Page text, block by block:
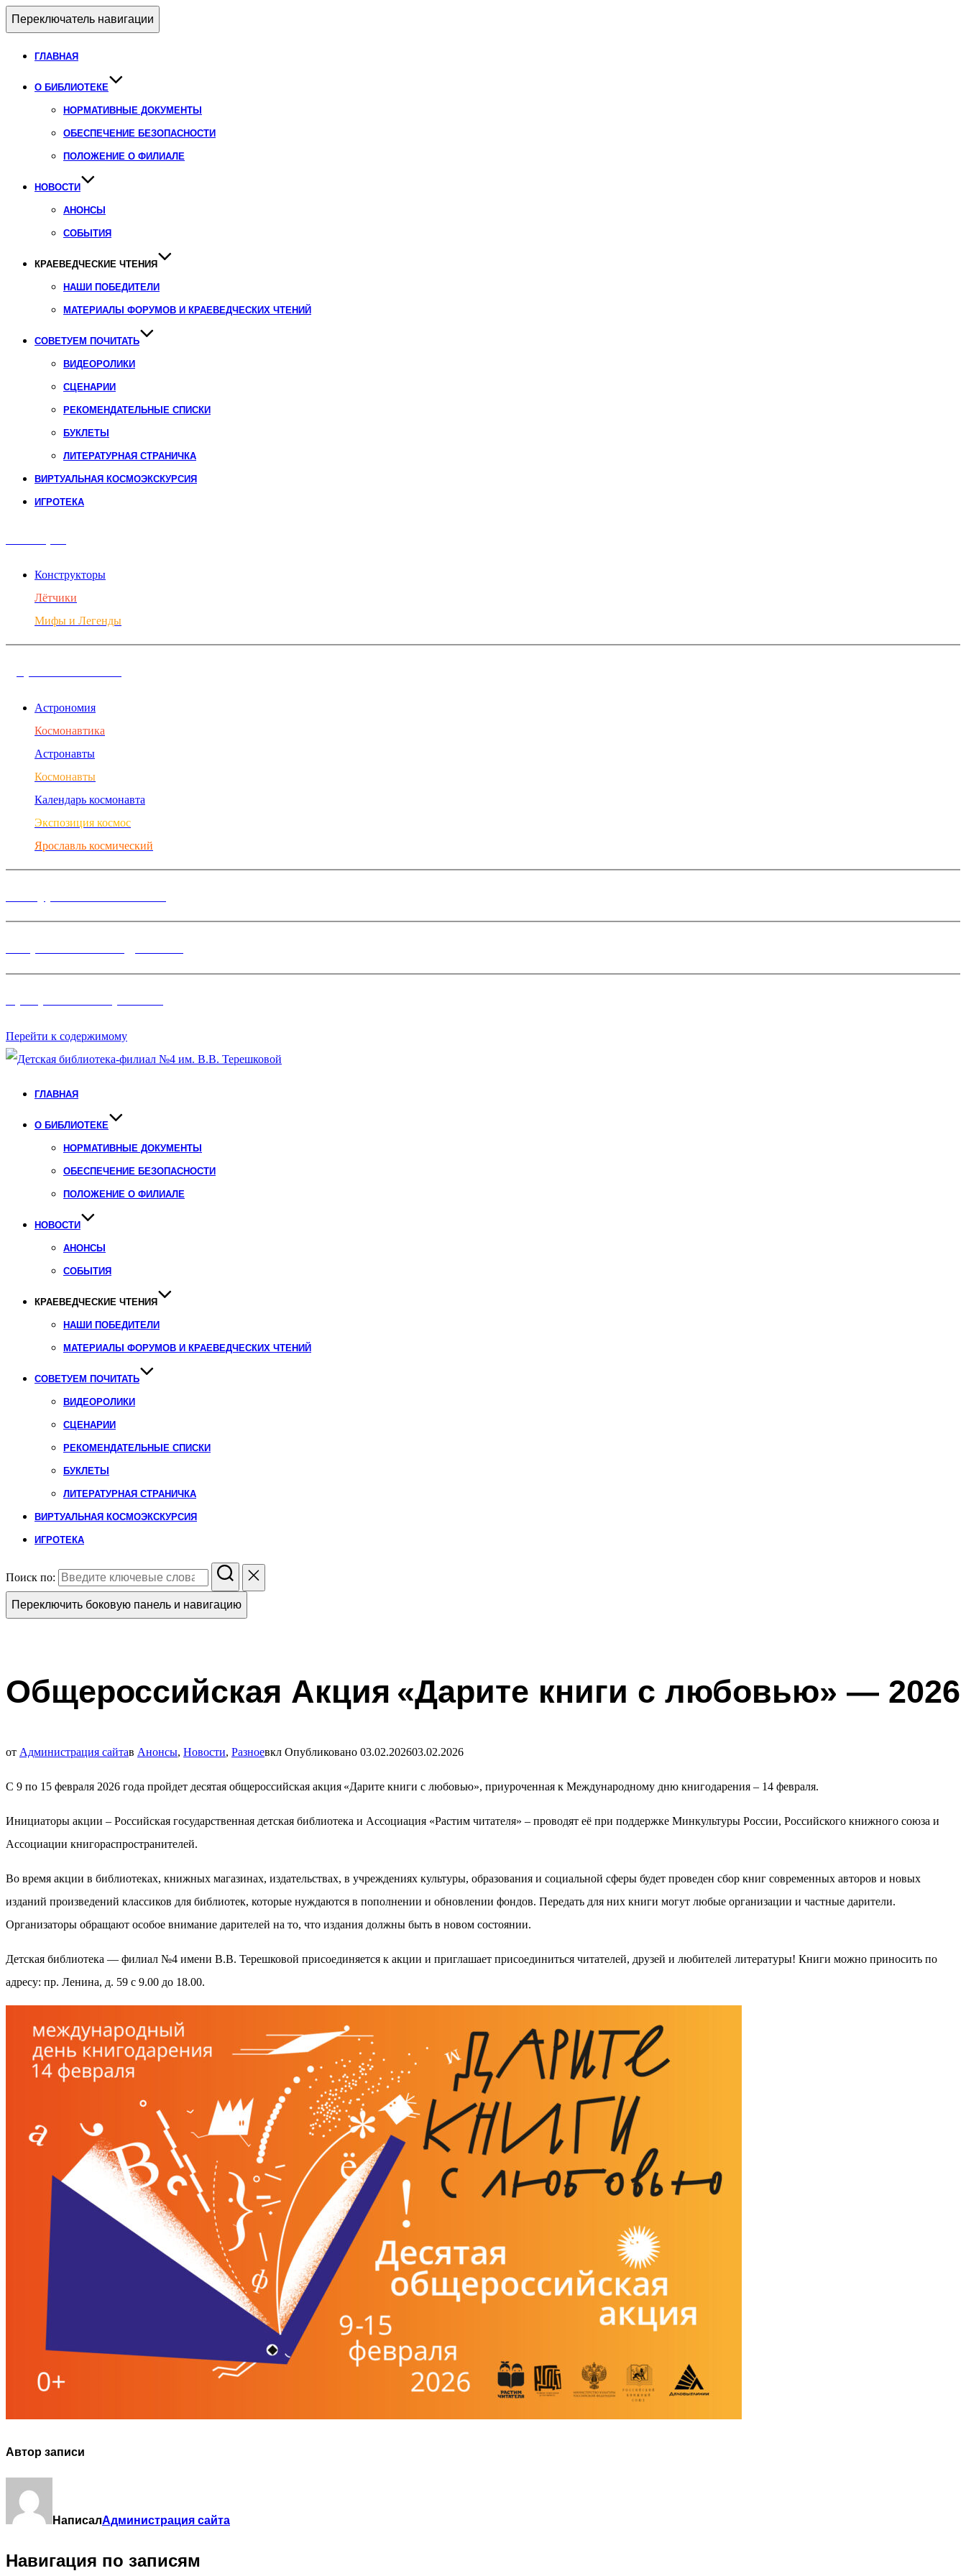
Переключатель навигации
ГЛАВНАЯ
О БИБЛИОТЕКЕ
НОРМАТИВНЫЕ ДОКУМЕНТЫ
ОБЕСПЕЧЕНИЕ БЕЗОПАСНОСТИ
ПОЛОЖЕНИЕ О ФИЛИАЛЕ
НОВОСТИ
АНОНСЫ
СОБЫТИЯ
КРАЕВЕДЧЕСКИЕ ЧТЕНИЯ
НАШИ ПОБЕДИТЕЛИ
МАТЕРИАЛЫ ФОРУМОВ И КРАЕВЕДЧЕСКИХ ЧТЕНИЙ
СОВЕТУЕМ ПОЧИТАТЬ
ВИДЕОРОЛИКИ
СЦЕНАРИИ
РЕКОМЕНДАТЕЛЬНЫЕ СПИСКИ
БУКЛЕТЫ
ЛИТЕРАТУРНАЯ СТРАНИЧКА
ВИРТУАЛЬНАЯ КОСМОЭКСКУРСИЯ
ИГРОТЕКА
Конструкторы
Лётчики
Мифы и Легенды
Астрономия
Космонавтика
Астронавты
Космонавты
Календарь космонавта
Экспозиция космос
Ярославль космический
Перейти к содержимому
ГЛАВНАЯ
О БИБЛИОТЕКЕ
НОРМАТИВНЫЕ ДОКУМЕНТЫ
ОБЕСПЕЧЕНИЕ БЕЗОПАСНОСТИ
ПОЛОЖЕНИЕ О ФИЛИАЛЕ
НОВОСТИ
АНОНСЫ
СОБЫТИЯ
КРАЕВЕДЧЕСКИЕ ЧТЕНИЯ
НАШИ ПОБЕДИТЕЛИ
МАТЕРИАЛЫ ФОРУМОВ И КРАЕВЕДЧЕСКИХ ЧТЕНИЙ
СОВЕТУЕМ ПОЧИТАТЬ
ВИДЕОРОЛИКИ
СЦЕНАРИИ
РЕКОМЕНДАТЕЛЬНЫЕ СПИСКИ
БУКЛЕТЫ
ЛИТЕРАТУРНАЯ СТРАНИЧКА
ВИРТУАЛЬНАЯ КОСМОЭКСКУРСИЯ
ИГРОТЕКА
Поиск по:
Переключить боковую панель и навигацию
Общероссийская Акция «Дарите книги с любовью» — 2026
от Администрация сайтав Анонсы, Новости, Разноевкл Опубликовано 03.02.202603.02.2026
С 9 по 15 февраля 2026 года пройдет десятая общероссийская акция «Дарите книги с любовью», приуроченная к Международному дню книгодарения – 14 февраля.
Инициаторы акции – Российская государственная детская библиотека и Ассоциация «Растим читателя» – проводят её при поддержке Минкультуры России, Российского книжного союза и
Ассоциации книгораспространителей.
Во время акции в библиотеках, книжных магазинах, издательствах, в учреждениях культуры, образования и социальной сферы будет проведен сбор книг современных авторов и новых
изданий произведений классиков для библиотек, которые нуждаются в пополнении и обновлении фондов. Передать для них книги могут любые организации и частные дарители.
Организаторы обращают особое внимание дарителей на то, что издания должны быть в новом состоянии.
Детская библиотека — филиал №4 имени В.В. Терешковой присоединяется к акции и приглашает присоединиться читателей, друзей и любителей литературы! Книги можно приносить по
адресу: пр. Ленина, д. 59 с 9.00 до 18.00.
Автор записи
НаписалАдминистрация сайта
Навигация по записям